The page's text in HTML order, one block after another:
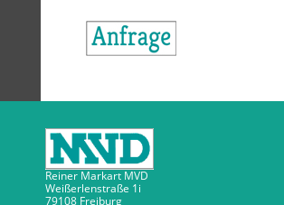
Reiner Markart MVD
Weißerlenstraße 1i
79108 Freiburg